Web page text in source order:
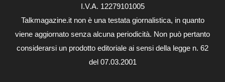
I.V.A. 12279101005
Talkmagazine.it non è una testata giornalistica, in quanto
viene aggiornato senza alcuna periodicità. Non può pertanto
considerarsi un prodotto editoriale ai sensi della legge n. 62
del 07.03.2001